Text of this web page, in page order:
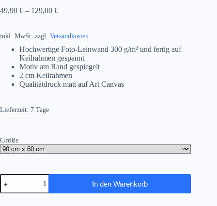
49,90 € – 129,00 €
inkl. MwSt. zzgl. Versandkosten
Hochwertige Foto-Leinwand 300 g/m² und fertig auf
Keilrahmen gespannt
Motiv am Rand gespiegelt
2 cm Keilrahmen
Qualitätdruck matt auf Art Canvas
Lieferzeit: 7 Tage
Größe
Wasserfall
in
einer
In den Warenkorb